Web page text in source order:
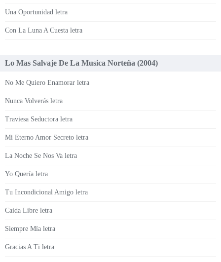
Una Oportunidad letra
Con La Luna A Cuesta letra
Lo Mas Salvaje De La Musica Norteña (2004)
No Me Quiero Enamorar letra
Nunca Volverás letra
Traviesa Seductora letra
Mi Eterno Amor Secreto letra
La Noche Se Nos Va letra
Yo Quería letra
Tu Incondicional Amigo letra
Caida Libre letra
Siempre Mía letra
Gracias A Ti letra